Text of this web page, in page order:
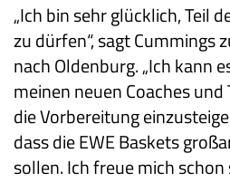
„Ich bin sehr glücklich, Teil
zu dürfen“, sagt Cummings
nach Oldenburg. „Ich kann
meinen neuen Coaches
die Vorbereitung
dass die EWE Baskets
sollen. Ich freue mich